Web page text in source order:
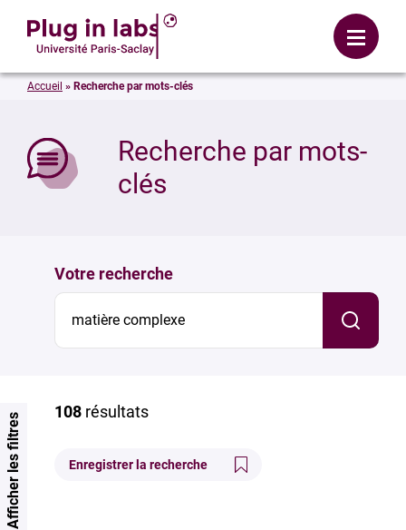
Menu
Recherche par mots-
clés
Accueil » Recherche par mots-clés
Votre recherche
108 résultats
Enregistrer la recherche
Afficher les filtres